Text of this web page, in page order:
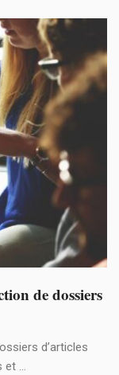
de dossiers
d’articles
...